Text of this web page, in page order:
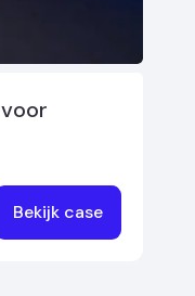
Bekijk case